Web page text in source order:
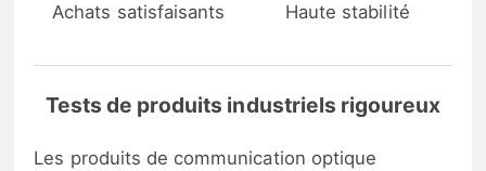
Achats satisfaisants Haute stabilité
Tests de produits industriels rigoureux
Les produits de communication optique